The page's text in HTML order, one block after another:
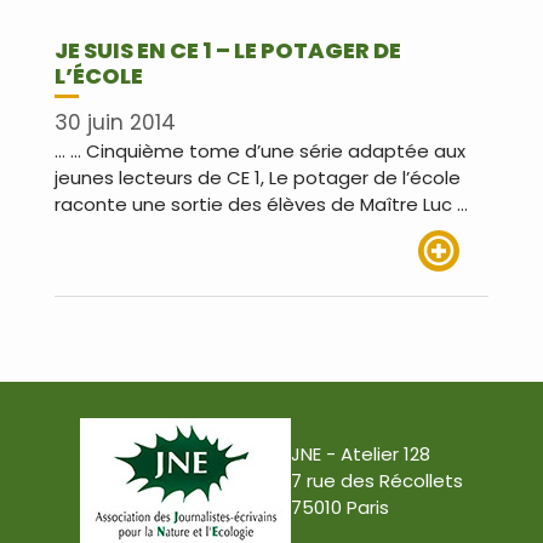
JE SUIS EN CE 1 – LE POTAGER DE
L’ÉCOLE
30 juin 2014
… … Cinquième tome d’une série adaptée aux
jeunes lecteurs de CE 1, Le potager de l’école
raconte une sortie des élèves de Maître Luc …
JNE - Atelier 128
7 rue des Récollets
75010 Paris